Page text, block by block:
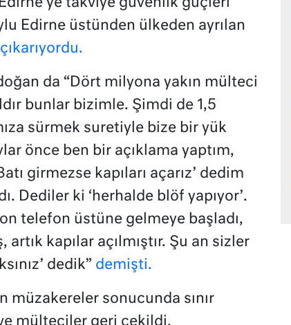
takviye güvenlik güçleri
Edirne üstünden ülkeden ayrılan
da “Dört milyona yakın mülteci
bunlar bizimle. Şimdi de 1,5
sürmek suretiyle bize bir yük
önce ben bir açıklama yaptım,
girmezse kapıları açarız’ dedim
Dediler ki ‘herhalde blöf yapıyor’.
telefon üstüne gelmeye başladı,
artık kapılar açılmıştır. Şu an sizler
dedik” demişti.
müzakereler sonucunda sınır
ve mülteciler geri çekildi.